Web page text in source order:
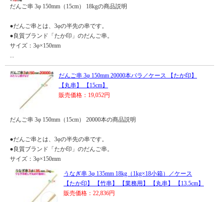
だんご串 3φ 150mm（15cm） 18kgの商品説明
●だんご串とは、3φの半先の串です。
●良質ブランド「たか印」のだんご串。
サイズ：3φ×150mm
...
だんご串 3φ 150mm 20000本バラ／ケース 【たか印】
【丸串】 【15cm】
販売価格：19,052円
だんご串 3φ 150mm（15cm） 20000本の商品説明
●だんご串とは、3φの半先の串です。
●良質ブランド「たか印」のだんご串。
サイズ：3φ×150mm
うなぎ串 3φ 135mm 18kg（1kg×18小箱）／ケース
【たか印】 【竹串】 【業務用】 【丸串】 【13.5cm】
販売価格：22,836円